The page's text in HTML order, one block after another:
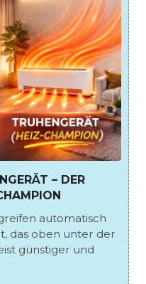
– DER
automatisch
das oben unter der
günstiger und